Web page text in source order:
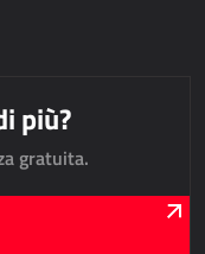
più?
gratuita.